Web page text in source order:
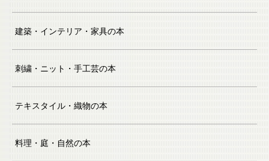
建築・インテリア・家具の本
刺繍・ニット・手工芸の本
テキスタイル・織物の本
料理・庭・自然の本